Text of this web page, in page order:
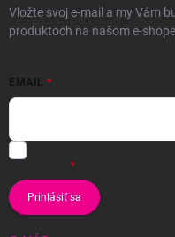
Vložte svoj e-mail a my Vám
produktoch na našom e-
EMAIL
Prihlásiť sa